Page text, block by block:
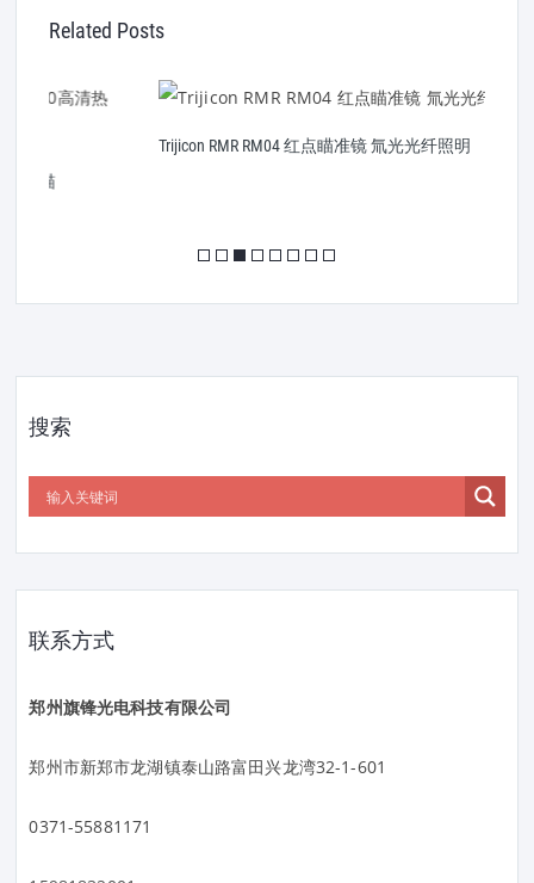
Related Posts
Trijicon RMR RM04 红点瞄准镜 氚光光纤照明
搜索
联系方式
郑州旗锋光电科技有限公司
郑州市新郑市龙湖镇泰山路富田兴龙湾32-1-601
0371-55881171